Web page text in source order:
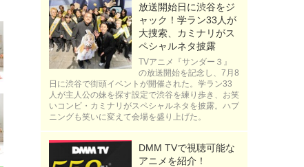
放送開始日に渋谷をジ
ャック！学ラン33人が
大捜索、カミナリがス
ペシャルネタ披露
TVアニメ『サンダー３』
の放送開始を記念し、7月8
日に渋谷で街頭イベントが開催された。学ラン33
人が主人公の妹を探す設定で渋谷を練り歩き、お笑
いコンビ・カミナリがスペシャルネタを披露。ハプ
ニングも笑いに変えて会場を盛り上げた。
DMM TVで視聴可能な
アニメを紹介！